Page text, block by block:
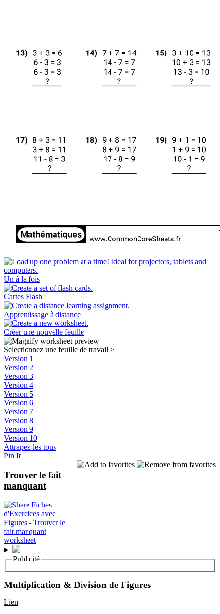
Un à la fois
Cartes Flash
Apprentissage à distance
Créer une nouvelle feuille
Sélectionnez une feuille de travail >
Version 1
Version 2
Version 3
Version 4
Version 5
Version 6
Version 7
Version 8
Version 9
Version 10
Attrapez-les tous
Pin It
Trouver le fait
manquant
Publicité
Multiplication & Division de Figures
Lien